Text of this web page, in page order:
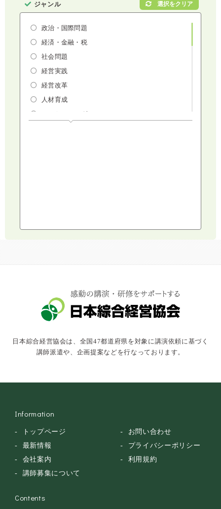
ジャンル
政治・国際問題
経済・金融・税
社会問題
経営実践
経営改革
人材育成
マーケティング
コミュニケーション・話し方
キャスター・アナウンサー
俳優・タレント・モデル
落語・講談・色物
安全大会
日本綜合経営協会は、全国47都道府県を対象に講演依頼に基づく
講師派遣や、企画提案などを行なっております。
Information
トップページ
最新情報
会社案内
講師募集について
お問い合わせ
プライバシーポリシー
利用規約
Contents